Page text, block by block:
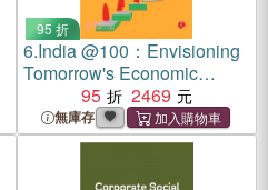
95 折
6.India @100：Envisioning
Tomorrow's Economic
Powerhouse
95 2469
無庫存